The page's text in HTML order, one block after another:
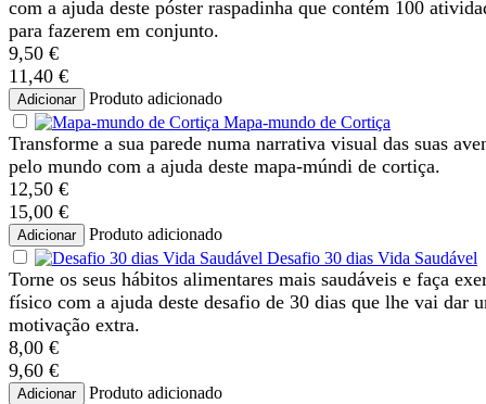
com a ajuda deste póster raspadinha que contém 100
para fazerem em conjunto.
9,50 €
11,40 €
Adicionar
Produto adicionado
Mapa-mundo de Cortiça
Transforme a sua parede numa narrativa visual das suas
pelo mundo com a ajuda deste mapa-múndi de cortiça.
12,50 €
15,00 €
Adicionar
Produto adicionado
Desafio 30 dias Vida Saudável
Torne os seus hábitos alimentares mais saudáveis e faça
físico com a ajuda deste desafio de 30 dias que lhe vai dar
motivação extra.
8,00 €
9,60 €
Adicionar
Produto adicionado